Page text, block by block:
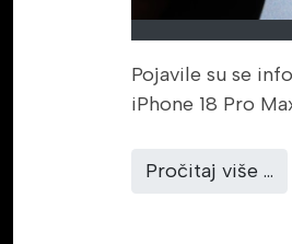
Pojavile su se
iPhone 18 Pro
Pročitaj više …